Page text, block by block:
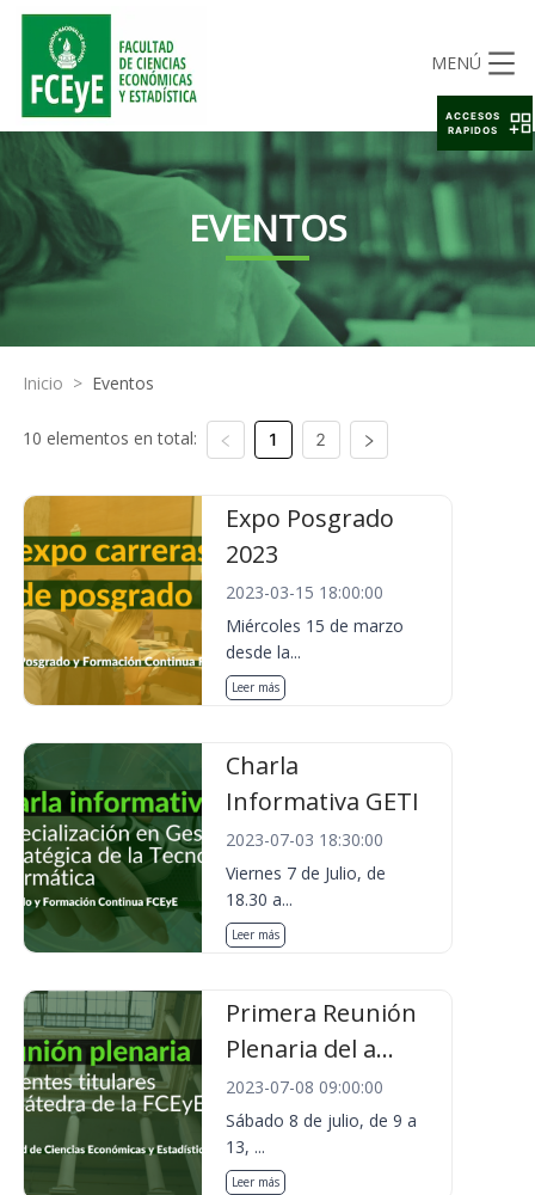
MENÚ
EVENTOS
Inicio > Eventos
10 elementos en total: 1 2
Expo Posgrado
2023
2023-03-15 18:00:00
Miércoles 15 de marzo
desde la...
Leer más
Charla
Informativa GETI
2023-07-03 18:30:00
Viernes 7 de Julio, de
18.30 a...
Leer más
Primera Reunión
Plenaria del a...
2023-07-08 09:00:00
Sábado 8 de julio, de 9 a
13, ...
Leer más
ACCESOS
RAPIDOS